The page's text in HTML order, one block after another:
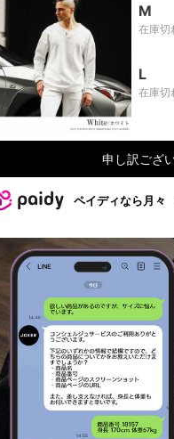
M
在庫切
L
在庫切
申し訳ござ
ペイディなら月々